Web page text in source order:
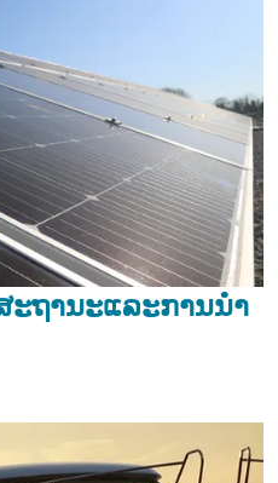
ະຖານະແລະການນໍາ